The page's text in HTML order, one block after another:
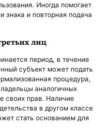
Иногда помогает
знака и повторная подача
лиц
период, в течение
субъект может подать
процедура,
аналогичных
своих прав. Наличие
в другом классе
стать основанием для